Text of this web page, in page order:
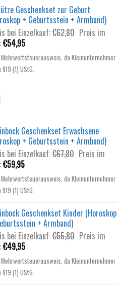
Geschenkset zur Geburt
+ Geburtsstein + Armband)
bei Einzelkauf:€62,80 Ursprünglicher
war:
€62,80
Preis im
€54,95Aktueller
Preis
ist:
€54,95.
da Kleinunternehmer
(1) UStG.
Geschenkset Erwachsene
+ Geburtsstein + Armband)
bei Einzelkauf:€67,80 Ursprünglicher
war:
€67,80
Preis im
€59,95Aktueller
Preis
ist:
€59,95.
da Kleinunternehmer
(1) UStG.
Geschenkset Kinder (Horoskop
+ Armband)
bei Einzelkauf:€55,80 Ursprünglicher
war:
€55,80
Preis im
€49,95Aktueller
Preis
ist:
€49,95.
da Kleinunternehmer
(1) UStG.